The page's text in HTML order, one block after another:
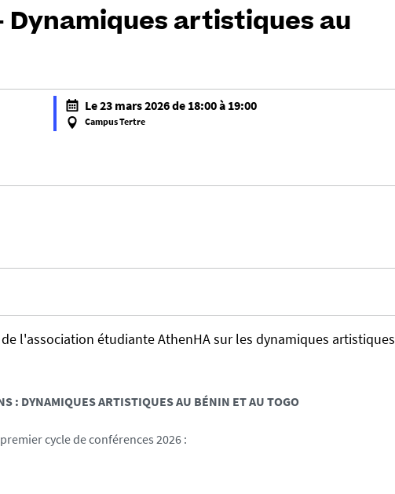
Dynamiques artistiques au
Le 23 mars 2026 de 18:00 à 19:00
Campus Tertre
l
l'association étudiante AthenHA sur les dynamiques artistiques
: DYNAMIQUES ARTISTIQUES AU BÉNIN ET AU TOGO
cycle de conférences 2026 :